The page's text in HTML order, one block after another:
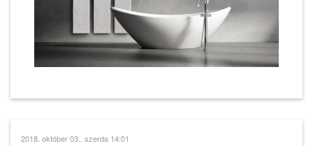
2018. október 03., szerda 14:01